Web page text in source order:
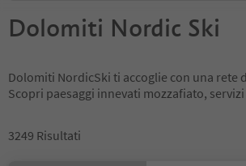
Dolomiti Nordic Ski
Dolomiti NordicSki ti accoglie con una rete
Scopri paesaggi innevati mozzafiato,
3249 Risultati